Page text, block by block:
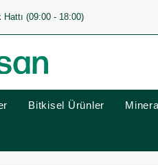
Hattı (09:00 - 18:00)
Bitkisel Ürünler